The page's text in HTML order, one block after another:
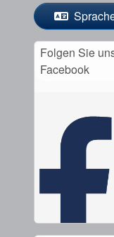
Folgen Sie
Facebook